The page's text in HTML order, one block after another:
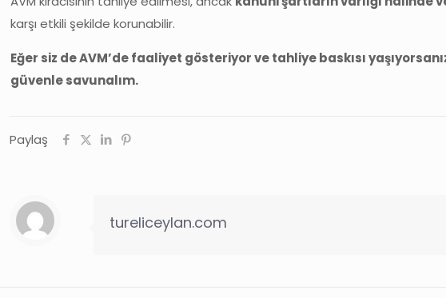
karşı etkili şekilde korunabilir.
Eğer siz de AVM’de faaliyet gösteriyor ve tahliye baskısı
güvenle savunalım.
Paylaş
tureliceylan.com